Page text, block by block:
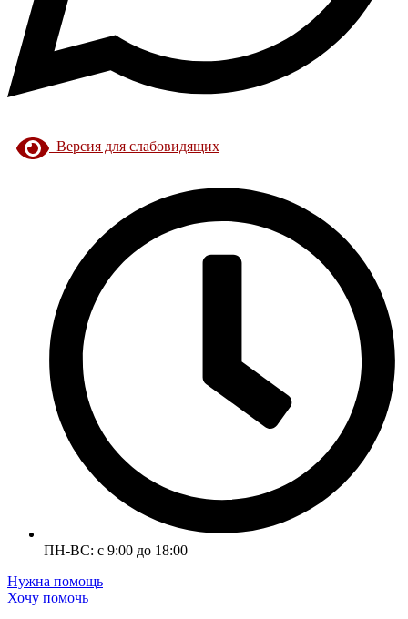
Версия для слабовидящих
ПН-ВС: с 9:00 до 18:00
Нужна помощь
Хочу помочь